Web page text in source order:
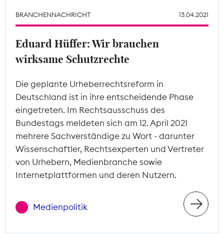
Mitgliederbereich
BRANCHENNACHRICHT 13.04.2021
Eduard Hüffer: Wir brauchen
wirksame Schutzrechte
Die geplante Urheberrechtsreform in
Deutschland ist in ihre entscheidende Phase
eingetreten. Im Rechtsausschuss des
Bundestags meldeten sich am 12. April 2021
mehrere Sachverständige zu Wort - darunter
Wissenschaftler, Rechtsexperten und Vertreter
von Urhebern, Medienbranche sowie
Internetplattformen und deren Nutzern.
Medienpolitik